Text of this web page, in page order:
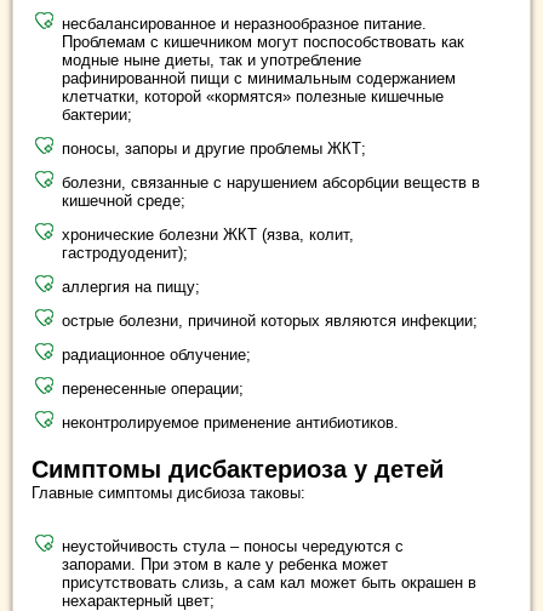
несбалансированное и неразнообразное питание.
Проблемам с кишечником могут поспособствовать как
модные ныне диеты, так и употребление
рафинированной пищи с минимальным содержанием
клетчатки, которой «кормятся» полезные кишечные
бактерии;
поносы, запоры и другие проблемы ЖКТ;
болезни, связанные с нарушением абсорбции веществ в
кишечной среде;
хронические болезни ЖКТ (язва, колит,
гастродуоденит);
аллергия на пищу;
острые болезни, причиной которых являются инфекции;
радиационное облучение;
перенесенные операции;
неконтролируемое применение антибиотиков.
Симптомы дисбактериоза у детей
Главные симптомы дисбиоза таковы:
неустойчивость стула – поносы чередуются с
запорами. При этом в кале у ребенка может
присутствовать слизь, а сам кал может быть окрашен в
нехарактерный цвет;